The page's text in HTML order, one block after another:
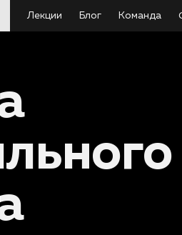
Лекции Блог Команда